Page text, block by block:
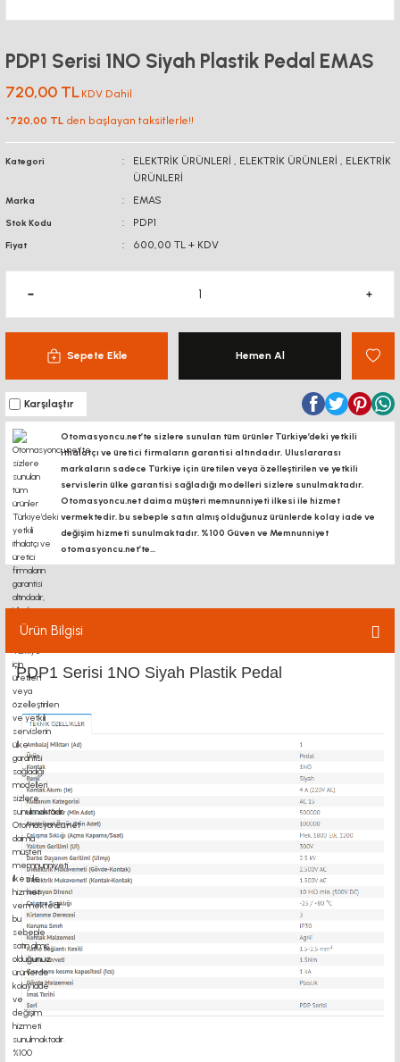
PDP1 Serisi 1NO Siyah Plastik Pedal EMAS
720,00 TL KDV Dahil
*720,00 TL den başlayan taksitlerle!!
Kategori ELEKTRİK ÜRÜNLERİ , ELEKTRİK ÜRÜNLERİ , ELEKTRİK
ÜRÜNLERİ
Marka EMAS
Stok Kodu PDP1
Fiyat 600,00 TL + KDV
Sepete Ekle Hemen Al
Karşılaştır
Otomasyoncu.net’te sizlere sunulan tüm ürünler Türkiye’deki yetkili
ithalatçı ve üretici firmaların garantisi altındadır, Uluslararası
markaların sadece Türkiye için üretilen veya özelleştirilen ve yetkili
servislerin ülke garantisi sağladığı modelleri sizlere sunulmaktadır.
Otomasyoncu.net daima müşteri memnunniyeti ilkesi ile hizmet
vermektedir. bu sebeple satın almış olduğunuz ürünlerde kolay iade ve
değişim hizmeti sunulmaktadır. %100 Güven ve Memnunniyet
otomasyoncu.net’te...
Ürün Bilgisi
PDP1 Serisi 1NO Siyah Plastik Pedal
motor kaplin fiyatları, sigma profil, 3d yazıcı, kremayer dişli, 45x45 sigma profil,